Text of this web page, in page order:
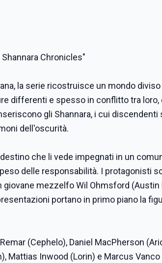
Shannara Chronicles"
la serie ricostruisce un mondo diviso
differenti e spesso in conflitto tra loro,
gli Shannara, i cui discendenti
dell'oscurità.
che li vede impegnati in un
delle responsabilità. I protagonisti
mezzelfo Wil Ohmsford (Austin
portano in primo piano la
(Cephelo), Daniel MacPherson
Mattias Inwood (Lorin) e Marcus Vanco